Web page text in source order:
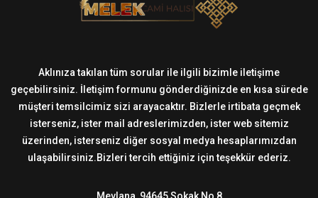
Aklınıza takılan tüm sorular ile ilgili bizimle iletişime
geçebilirsiniz. İletişim formunu gönderdiğinizde en kısa sürede
müşteri temsilcimiz sizi arayacaktır. Bizlerle irtibata geçmek
isterseniz, ister mail adreslerimizden, ister web sitemiz
üzerinden, isterseniz diğer sosyal medya hesaplarımızdan
ulaşabilirsiniz.Bizleri tercih ettiğiniz için teşekkür ederiz.